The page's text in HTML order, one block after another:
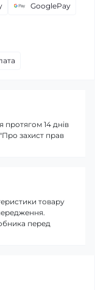
GooglePay
протягом 14 днів
захист прав
товару
перед